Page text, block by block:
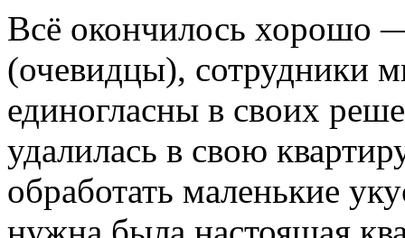
Всё окончилось хорошо
(очевидцы), сотрудники
единогласны в своих
удалилась в свою
обработать маленькие